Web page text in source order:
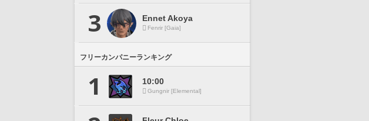
3 Ennet Akoya
Fenrir [Gaia]
フリーカンパニーランキング
1 10:00
Gungnir [Elemental]